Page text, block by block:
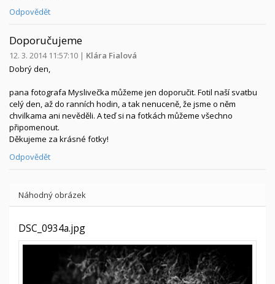
Odpovědět
Doporučujeme
12. 3. 2014 11:57:10 | Klára Fialová
Dobrý den,
pana fotografa Myslivečka můžeme jen doporučit. Fotil naší svatbu
celý den, až do ranních hodin, a tak nenuceně, že jsme o něm
chvilkama ani nevěděli. A teď si na fotkách můžeme všechno
připomenout.
Děkujeme za krásné fotky!
Odpovědět
Náhodný obrázek
DSC_0934a.jpg